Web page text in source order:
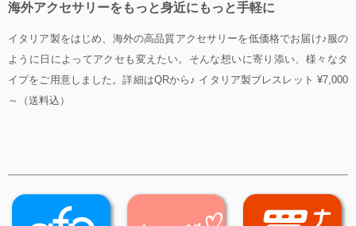
海外アクセサリーをもっと身近にもっと手軽に
イタリア製をはじめ、海外の高品質アクセサリーを低価格でお届け♪服の
ように日によってアクセも変えたい。そんな想いに寄り添い、様々なタ
イプをご用意しました。詳細はQRから♪ イタリア製ブレスレット ¥7,000
～（送料込）